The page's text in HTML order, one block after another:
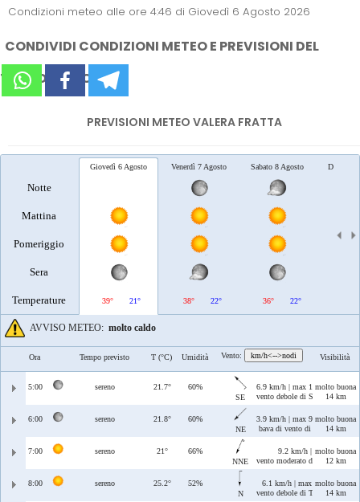
Condizioni meteo alle ore 4:46 di Giovedì 6 Agosto 2026
CONDIVIDI CONDIZIONI METEO E PREVISIONI DEL
TEMPO SUI SOCIAL
PREVISIONI METEO VALERA FRATTA
Notte
Mattina
Pomeriggio
Sera
Temperature
Giovedì 6 Agosto
39° 21°
Venerdì 7 Agosto
38° 22°
Sabato 8 Agosto
36° 22°
AVVISO METEO: molto caldo
Ora Tempo previsto T (°C) Umidità Vento: km/h<-->nodi Visibilità
5:00 sereno 21.7°
60%
SE
6.9 km/h | max 15 km/h
vento debole di Scirocco
molto buona
14 km
6:00 sereno 21.8°
60%
NE
3.9 km/h | max 9.9 km/h
bava di vento di Grecale
molto buona
14 km
7:00 sereno 21°
66%
NNE
9.2 km/h | max 9.2 km/h
vento moderato di Tramontana/
molto buona
12 km
8:00 sereno 25.2°
52%
N
6.1 km/h | max 19 km/h
vento debole di Tramontana
molto buona
14 km